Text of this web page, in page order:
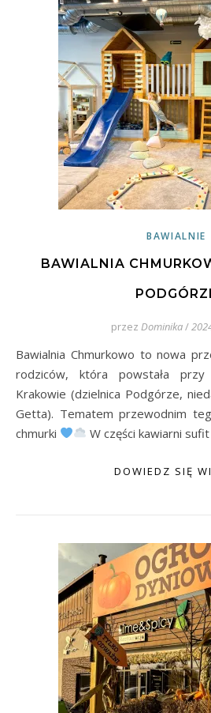
BAWIALNIE
BAWIALNIA
przez Dominika/
Bawialnia Chmurkowo to nowa przestrzeń dla dzieci i ich
rodziców, która powstała
Krakowie (dzielnica Podgórze,
Getta). Tematem przewodnim
chmurki
W części kawiarni
DOWIEDZ SIĘ